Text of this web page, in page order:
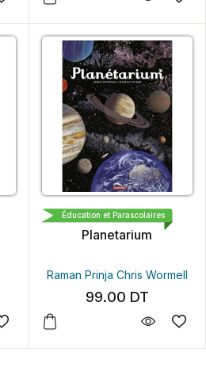
CASTERMAN
Planetarium
Raman Prinja Chris Wormell
99.00 DT
Éducation et Parascolaires